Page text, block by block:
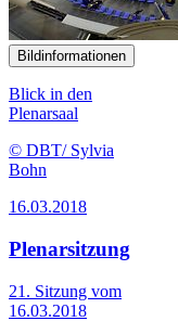
Bildinformationen
Blick in den
Plenarsaal
© DBT/ Sylvia
Bohn
16.03.2018
Plenarsitzung
21. Sitzung vom
16.03.2018